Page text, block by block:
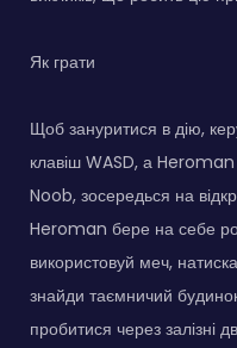
Як грати
Щоб зануритися в дію,
клавіш WASD, а
Noob, зосередься на
Heroman бере на себе
використовуй меч,
знайди таємничий
пробитися через залізні